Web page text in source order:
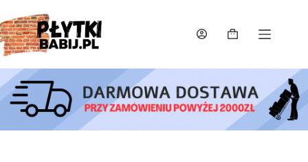
do
treści
Koszyk